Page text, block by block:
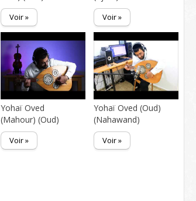
Voir » Voir »
Yohaï Oved
(Mahour) (Oud)
Voir »
Yohaï Oved (Oud)
(Nahawand)
Voir »